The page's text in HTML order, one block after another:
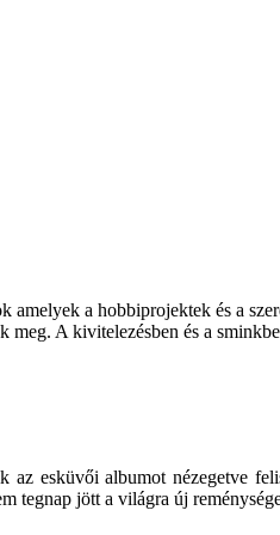
a hobbiprojektek és a
A kivitelezésben és a
esküvői albumot nézegetve
jött a világra új